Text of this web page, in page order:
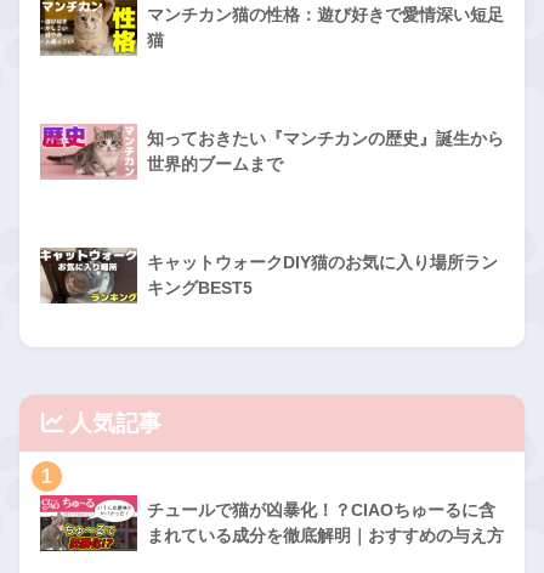
マンチカン猫の性格：遊び好きで愛情深い短足
猫
知っておきたい『マンチカンの歴史』誕生から
世界的ブームまで
キャットウォークDIY猫のお気に入り場所ラン
キングBEST5
人気記事
1
チュールで猫が凶暴化！？CIAOちゅーるに含
まれている成分を徹底解明｜おすすめの与え方